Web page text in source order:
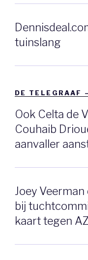
tuinslang
DE TELEGRAAF
Ook Celta de
Couhaib
aanvaller
Joey
bij
kaart tegen AZ